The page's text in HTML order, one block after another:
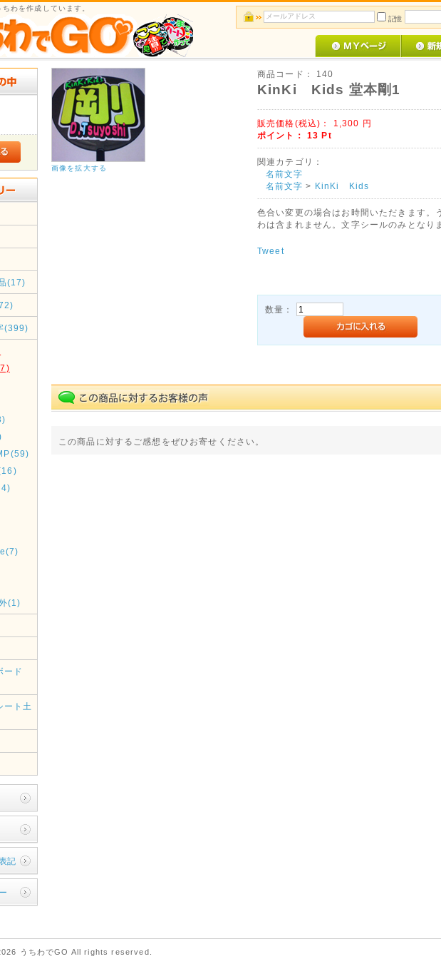
わを作成しています。
記憶
(17)
(399)
(1)
ード
ート土
記
画像を拡大する
商品コード： 140
KinKi Kids 堂本剛1
販売価格(税込)： 1,300 円
ポイント： 13 Pt
関連カテゴリ：
名前文字
名前文字 > KinKi Kids
色合い変更の場合はお時間いただきます。
わは含まれません。文字シールのみとなり
Tweet
数量：
この商品に対するご感想をぜひお寄せください。
うちわでGO All rights reserved.